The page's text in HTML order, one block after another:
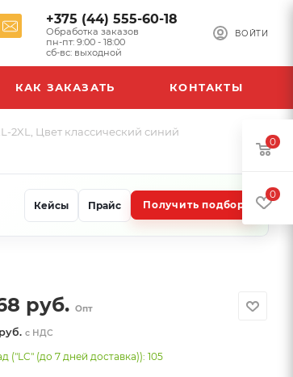
ВОЙТИ
+375 (44) 555-60-18
Обработка заказов
пн-пт: 9:00 - 18:00
сб-вс: выходной
КАК ЗАКАЗАТЬ КОНТАКТЫ
2XL, Цвет классический синий
Кейсы Прайс Получить подбор
руб. Опт
с НДС
("LC" (до 7 дней доставка)): 105
0
0